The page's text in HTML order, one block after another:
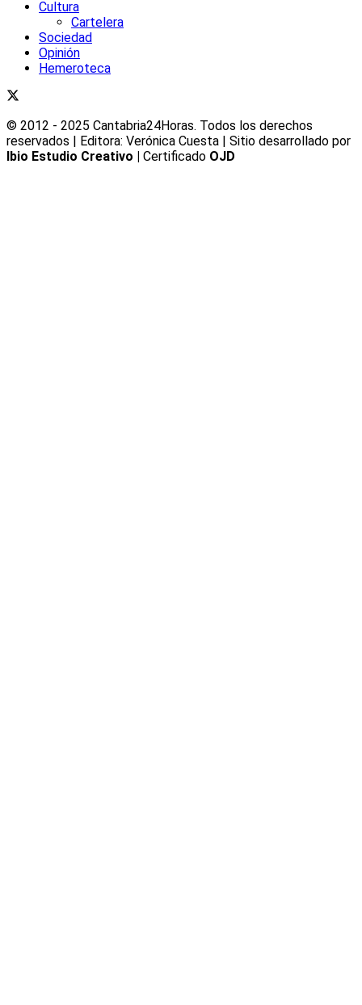
Cultura
Cartelera
Sociedad
Opinión
Hemeroteca
© 2012 - 2025 Cantabria24Horas. Todos los derechos
reservados | Editora: Verónica Cuesta | Sitio desarrollado por
Ibio Estudio Creativo | Certificado OJD